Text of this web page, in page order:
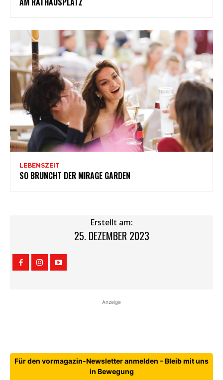
LEBENSZEIT
SO BRUNCHT DER MIRAGE GARDEN
Erstellt am:
25. DEZEMBER 2023
Anzeige
Für den vormagazin-Newsletter anmelden – Bleib mit uns
in Bewegung